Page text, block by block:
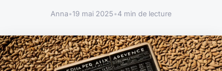
Anna•19 mai 2025•4 min de lecture